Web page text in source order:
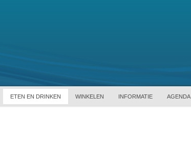
ETEN EN DRINKEN WINKELEN INFORMATIE AGENDA